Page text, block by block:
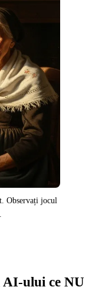
Observați jocul
ului ce NU